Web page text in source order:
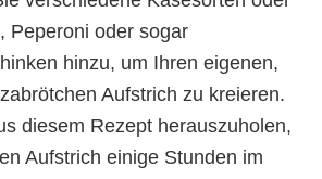
Peperoni oder sogar
hinzu, um Ihren eigenen,
Aufstrich zu kreieren.
diesem Rezept herauszuholen,
Aufstrich einige Stunden im